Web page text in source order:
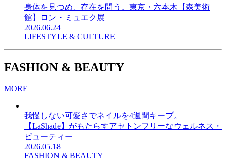
身体を見つめ、存在を問う。東京・六本木【森美術
館】ロン・ミュエク展
2026.06.24
LIFESTYLE & CULTURE
FASHION & BEAUTY
MORE
我慢しない可愛さでネイルを4週間キープ。
【LaShade】がもたらすアセトンフリーなウェルネス・
ビューティー
2026.05.18
FASHION & BEAUTY